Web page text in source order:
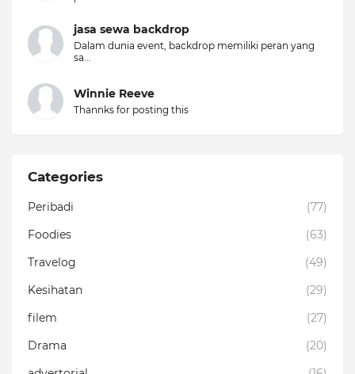
jasa sewa backdrop
Dalam dunia event, backdrop memiliki peran yang
sa...
Winnie Reeve
Thannks for posting this
Categories
Peribadi
(77)
Foodies
(63)
Travelog
(49)
Kesihatan
(29)
filem
(27)
Drama
(20)